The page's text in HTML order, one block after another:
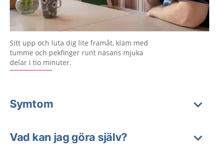
Sitt upp och luta dig lite framåt, kläm med
tumme och pekfinger runt näsans mjuka
delar i tio minuter.
Symtom
Vad kan jag göra själv?